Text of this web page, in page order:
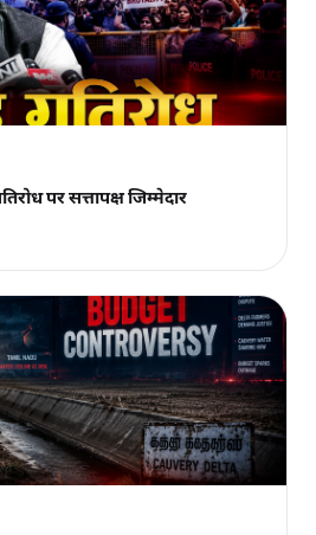
पर सत्तापक्ष जिम्मेदार